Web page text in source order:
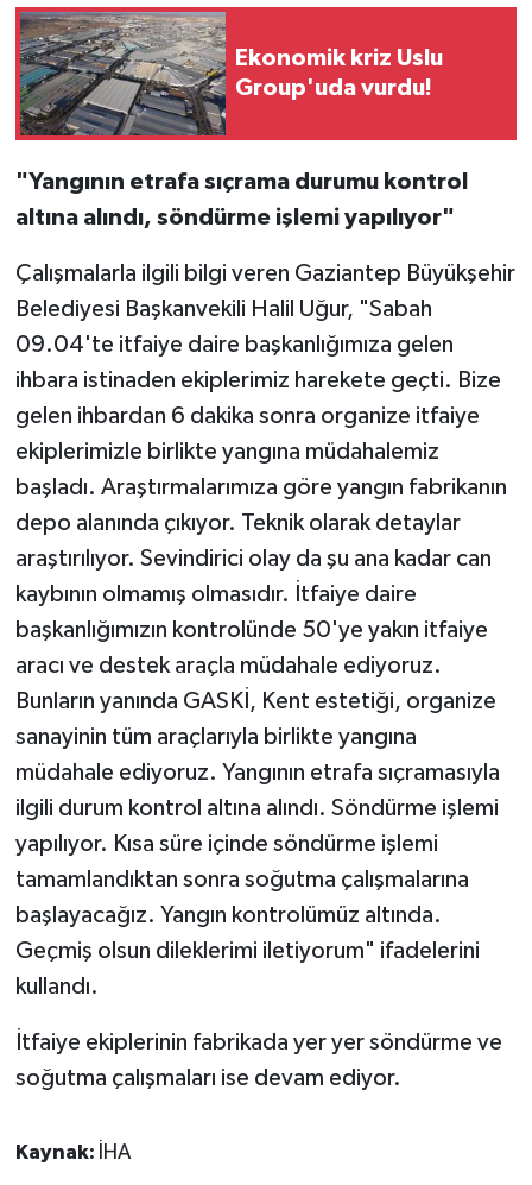
Ekonomik kriz Uslu
Group'uda vurdu!
"Yangının etrafa sıçrama durumu kontrol
altına alındı, söndürme işlemi yapılıyor"
Çalışmalarla ilgili bilgi veren Gaziantep Büyükşehir
Belediyesi Başkanvekili Halil Uğur, "Sabah
09.04'te itfaiye daire başkanlığımıza gelen
ihbara istinaden ekiplerimiz harekete geçti. Bize
gelen ihbardan 6 dakika sonra organize itfaiye
ekiplerimizle birlikte yangına müdahalemiz
başladı. Araştırmalarımıza göre yangın fabrikanın
depo alanında çıkıyor. Teknik olarak detaylar
araştırılıyor. Sevindirici olay da şu ana kadar can
kaybının olmamış olmasıdır. İtfaiye daire
başkanlığımızın kontrolünde 50'ye yakın itfaiye
aracı ve destek araçla müdahale ediyoruz.
Bunların yanında GASKİ, Kent estetiği, organize
sanayinin tüm araçlarıyla birlikte yangına
müdahale ediyoruz. Yangının etrafa sıçramasıyla
ilgili durum kontrol altına alındı. Söndürme işlemi
yapılıyor. Kısa süre içinde söndürme işlemi
tamamlandıktan sonra soğutma çalışmalarına
başlayacağız. Yangın kontrolümüz altında.
Geçmiş olsun dileklerimi iletiyorum" ifadelerini
kullandı.
İtfaiye ekiplerinin fabrikada yer yer söndürme ve
soğutma çalışmaları ise devam ediyor.
Kaynak: İHA